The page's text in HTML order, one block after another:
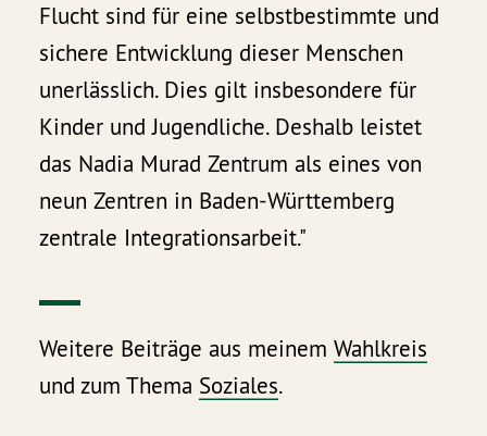
Flucht sind für eine selbstbestimmte und
sichere Entwicklung dieser Menschen
unerlässlich. Dies gilt insbesondere für
Kinder und Jugendliche. Deshalb leistet
das Nadia Murad Zentrum als eines von
neun Zentren in Baden-Württemberg
zentrale Integrationsarbeit."
Weitere Beiträge aus meinemWahlkreis
und zum Thema Soziales.